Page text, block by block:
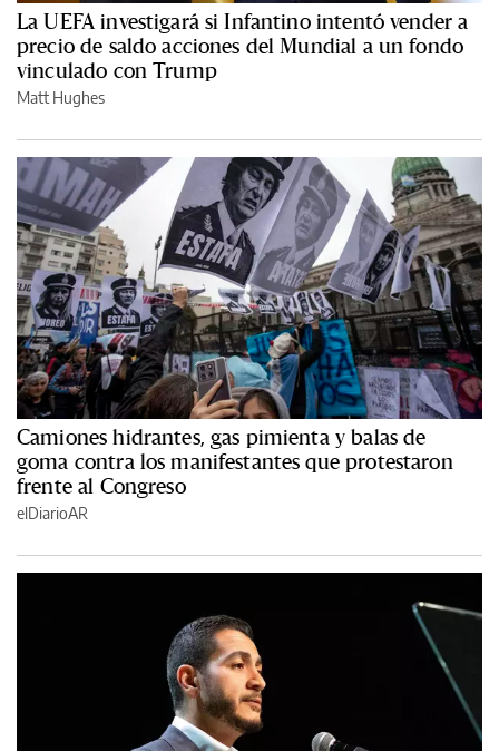
La UEFA investigará si Infantino intentó vender a
precio de saldo acciones del Mundial a un fondo
vinculado con Trump
Matt Hughes
Camiones hidrantes, gas pimienta y balas de
goma contra los manifestantes que protestaron
frente al Congreso
elDiarioAR